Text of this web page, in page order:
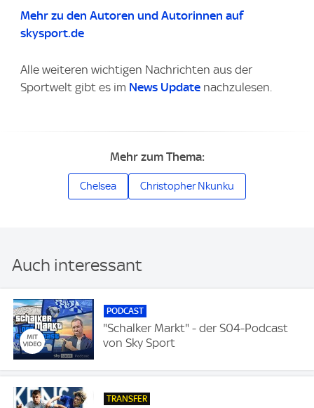
Mehr zu den Autoren und Autorinnen auf
skysport.de
Alle weiteren wichtigen Nachrichten aus der
Sportwelt gibt es im News Update nachzulesen.
Mehr zum Thema:
Chelsea Christopher Nkunku
Auch interessant
PODCAST
"Schalker Markt" - der S04-Podcast
von Sky Sport
TRANSFER